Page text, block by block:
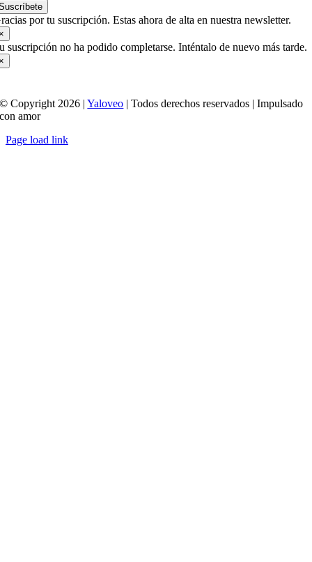
por tu suscripción. Estas ahora de alta en nuestra newsletter.
suscripción no ha podido completarse. Inténtalo de nuevo más tarde.
© Copyright 2026 |Yaloveo | Todos derechos reservados | Impulsado
con amor
Page load link